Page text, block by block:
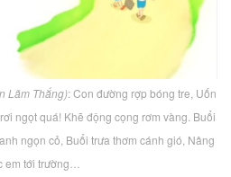
Lãm Thắng): Con đường rợp bóng tre, Uốn
ngọt quá! Khẽ động cọng rơm vàng. Buổi
ngọn cỏ, Buổi trưa thơm cánh gió, Nâng
em tới trường…